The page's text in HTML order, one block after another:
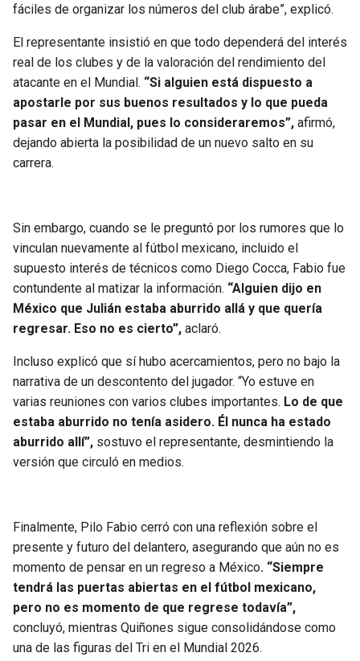
fáciles de organizar los números del club árabe”, explicó.
El representante insistió en que todo dependerá del interés
real de los clubes y de la valoración del rendimiento del
atacante en el Mundial. “Si alguien está dispuesto a
apostarle por sus buenos resultados y lo que pueda
pasar en el Mundial, pues lo consideraremos”, afirmó,
dejando abierta la posibilidad de un nuevo salto en su
carrera.
Sin embargo, cuando se le preguntó por los rumores que lo
vinculan nuevamente al fútbol mexicano, incluido el
supuesto interés de técnicos como Diego Cocca, Fabio fue
contundente al matizar la información. “Alguien dijo en
México que Julián estaba aburrido allá y que quería
regresar. Eso no es cierto”, aclaró.
Incluso explicó que sí hubo acercamientos, pero no bajo la
narrativa de un descontento del jugador. “Yo estuve en
varias reuniones con varios clubes importantes. Lo de que
estaba aburrido no tenía asidero. Él nunca ha estado
aburrido allí”, sostuvo el representante, desmintiendo la
versión que circuló en medios.
Finalmente, Pilo Fabio cerró con una reflexión sobre el
presente y futuro del delantero, asegurando que aún no es
momento de pensar en un regreso a México. “Siempre
tendrá las puertas abiertas en el fútbol mexicano,
pero no es momento de que regrese todavía”,
concluyó, mientras Quiñones sigue consolidándose como
una de las figuras del Tri en el Mundial 2026.